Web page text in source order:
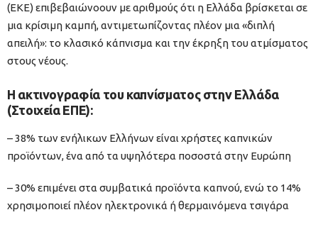
(ΕΚΕ) επιβεβαιώνοουν με αριθμούς ότι η Ελλάδα βρίσκεται σε
μια κρίσιμη καμπή, αντιμετωπίζοντας πλέον μια «διπλή
απειλή»: το κλασικό κάπνισμα και την έκρηξη του ατμίσματος
στους νέους.
Η ακτινογραφία του καπνίσματος στην Ελλάδα
(Στοιχεία ΕΠΕ):
– 38% των ενήλικων Ελλήνων είναι χρήστες καπνικών
προϊόντων, ένα από τα υψηλότερα ποσοστά στην Ευρώπη
– 30% επιμένει στα συμβατικά προϊόντα καπνού, ενώ το 14%
χρησιμοποιεί πλέον ηλεκτρονικά ή θερμαινόμενα τσιγάρα